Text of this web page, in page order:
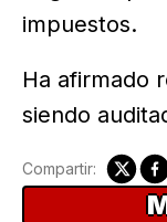
impuestos.
Ha afirmado
siendo
Compartir: